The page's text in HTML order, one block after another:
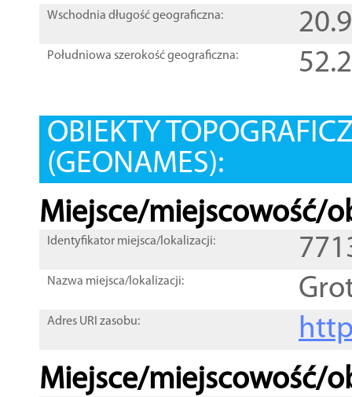
Wschodnia długość geograficzna:
Południowa szerokość geograficzna:
OBIEKTY
(GEONAMES):
Miejsce/miejscowość/
Identyfikator miejsca/lokalizacji:
Nazwa miejsca/lokalizacji:
Adres URI zasobu:
Miejsce/miejscowość/